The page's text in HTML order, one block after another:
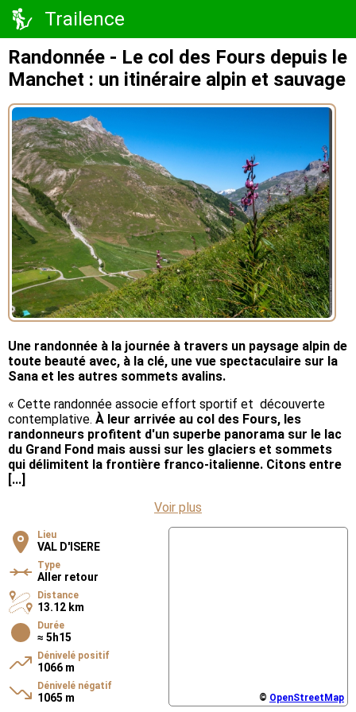
Trailence
Randonnée - Le col des Fours depuis le
Manchet : un itinéraire alpin et sauvage
Une randonnée à la journée à travers un paysage alpin de
toute beauté avec, à la clé, une vue spectaculaire sur la
Sana et les autres sommets avalins.
« Cette randonnée associe effort sportif et découverte
contemplative. À leur arrivée au col des Fours, les
randonneurs profitent d'un superbe panorama sur le lac
du Grand Fond mais aussi sur les glaciers et sommets
qui délimitent la frontière franco-italienne. Citons entre
[...]
Voir plus
Lieu
VAL D'ISERE
Type
Aller retour
Distance
13.12 km
Durée
≈ 5h15
Dénivelé positif
1066 m
Dénivelé négatif
1065 m © OpenStreetMap